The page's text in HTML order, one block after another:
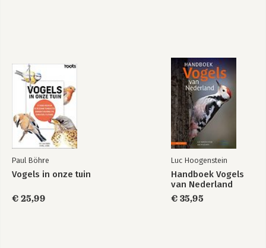
Paul Böhre
Vogels in onze tuin
€ 25,99
Luc Hoogenstein
Handboek Vogels
van Nederland
€ 35,95